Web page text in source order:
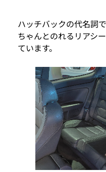
ハッチバックの代名詞
ちゃんとのれるリアシ
ています。